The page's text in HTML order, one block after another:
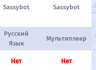
Sassybot Sassybot
Русский
Язык
Мультиплеер
Нет Нет